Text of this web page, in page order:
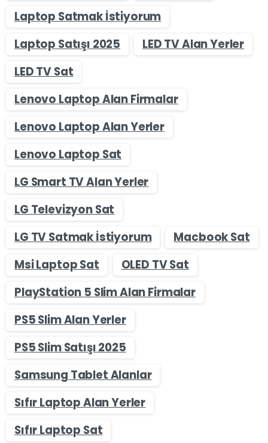
Laptop Satmak İstiyorum
Laptop Satışı 2025
LED TV Alan Yerler
LED TV Sat
Lenovo Laptop Alan Firmalar
Lenovo Laptop Alan Yerler
Lenovo Laptop Sat
LG Smart TV Alan Yerler
LG Televizyon Sat
LG TV Satmak İstiyorum
Macbook Sat
Msi Laptop Sat
OLED TV Sat
PlayStation 5 Slim Alan Firmalar
PS5 Slim Alan Yerler
PS5 Slim Satışı 2025
Samsung Tablet Alanlar
Sıfır Laptop Alan Yerler
Sıfır Laptop Sat